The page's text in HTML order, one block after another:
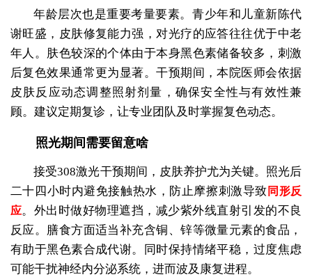
年龄层次也是重要考量要素。青少年和儿童新陈代
谢旺盛，皮肤修复能力强，对光疗的应答往往优于中老
年人。肤色较深的个体由于本身黑色素储备较多，刺激
后复色效果通常更为显著。干预期间，本院医师会依据
皮肤反应动态调整照射剂量，确保安全性与有效性兼
顾。建议定期复诊，让专业团队及时掌握复色动态。
照光期间需要留意啥
接受308激光干预期间，皮肤养护尤为关键。照光后
二十四小时内避免接触热水，防止摩擦刺激导致 同形反
应。外出时做好物理遮挡，减少紫外线直射引发的不良
反应。膳食方面适当补充含铜、锌等微量元素的食品，
有助于黑色素合成代谢。同时保持情绪平稳，过度焦虑
可能干扰神经内分泌系统，进而波及康复进程。